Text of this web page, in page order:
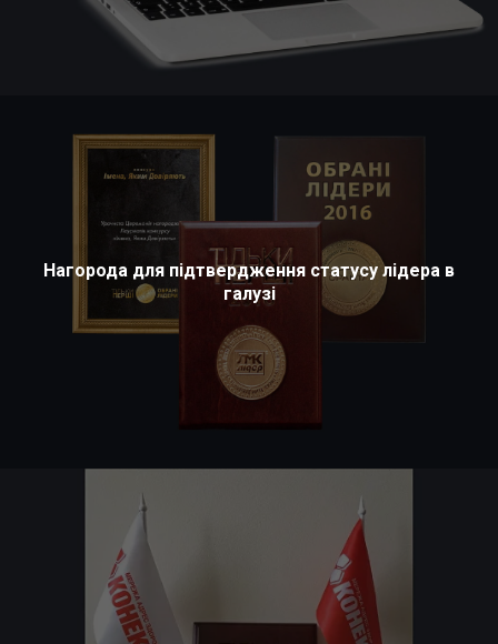
Нагорода для підтвердження статусу лідера в
галузі